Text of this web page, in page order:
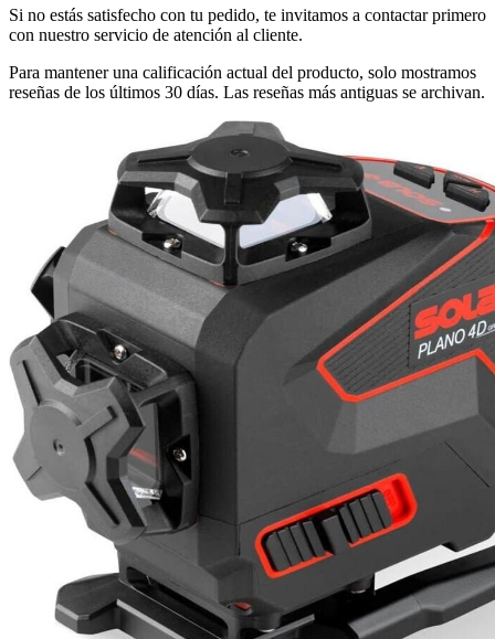
Si no estás satisfecho con tu pedido, te invitamos a contactar primero
con nuestro servicio de atención al cliente.
Para mantener una calificación actual del producto, solo mostramos
reseñas de los últimos 30 días. Las reseñas más antiguas se archivan.